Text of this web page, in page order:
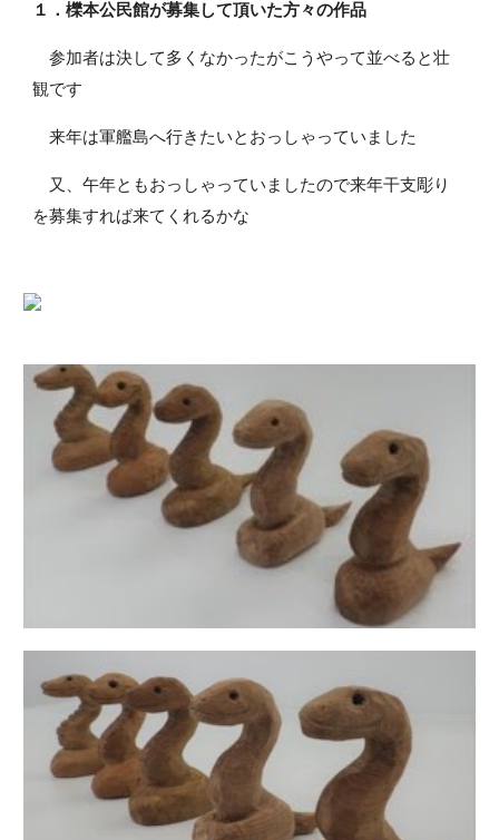
１．櫟本公民館が募集して頂いた方々の作品
参加者は決して多くなかったがこうやって並べると壮
観です
来年は軍艦島へ行きたいとおっしゃっていました
又、午年ともおっしゃっていましたので来年干支彫り
を募集すれば来てくれるかな